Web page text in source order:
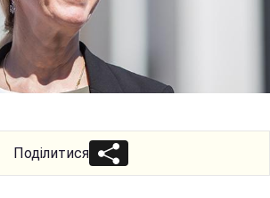
Поділитися